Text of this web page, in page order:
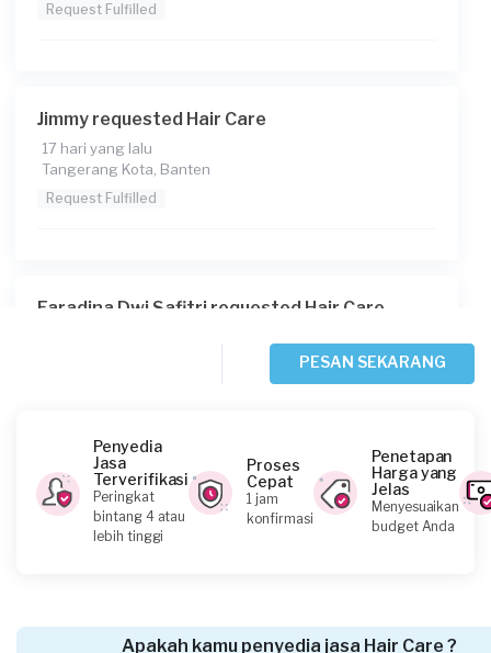
Request Fulfilled
Jimmy requested Hair Care
17 hari yang lalu
Tangerang Kota, Banten
Request Fulfilled
Faradina Dwi Safitri requested Hair Care
Fifah requested Hair Care
22 hari yang lalu
Tangerang Selatan, Banten
PESAN SEKARANG
Penyedia
Jasa
Terverifikasi
Peringkat
bintang 4 atau
lebih tinggi
Proses
Cepat
1 jam
konfirmasi
Penetapan
Harga yang
Jelas
Menyesuaikan
budget Anda
Apakah kamu penyedia jasa Hair Care ?